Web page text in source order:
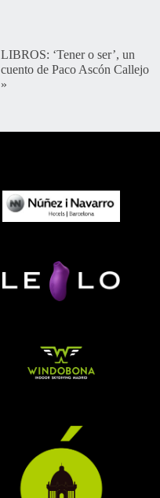
LIBROS: ‘Tener o ser’, un
cuento de Paco Ascón Callejo
»